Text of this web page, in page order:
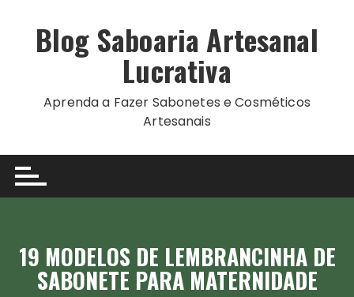
Blog Saboaria Artesanal
Lucrativa
Aprenda a Fazer Sabonetes e Cosméticos
Artesanais
19 MODELOS DE LEMBRANCINHA DE
SABONETE PARA MATERNIDADE